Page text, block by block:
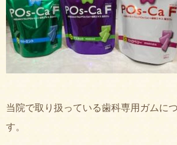
当院で取り扱っている歯科専用ガムに
す。